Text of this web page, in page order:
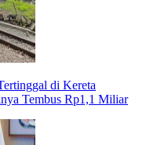
di Kereta
Tembus Rp1,1 Miliar